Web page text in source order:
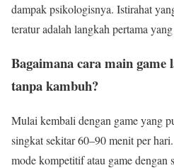
dampak psikologisnya. Istirahat
teratur adalah langkah pertama
Bagaimana cara main game
tanpa kambuh?
Mulai kembali dengan game yang
singkat sekitar 60–90 menit per
mode kompetitif atau game